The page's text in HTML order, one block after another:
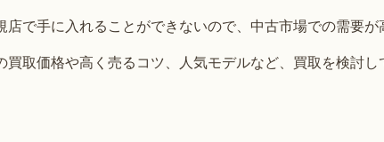
で手に入れることができないので、中古市場での需要が
買取価格や高く売るコツ、人気モデルなど、買取を検討